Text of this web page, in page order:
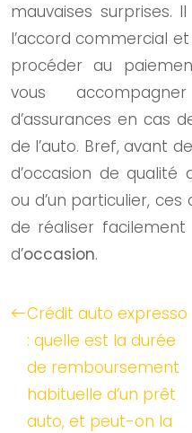
mauvaises surprises.
l’accord commercial
procéder au
vous
d’assurances en cas
de l’auto. Bref, avant
d’occasion de qualité
ou d’un particulier,
de réaliser facilement
d’occasion.
Crédit auto expresso
: quelle est la durée
de remboursement
habituelle d’un prêt
auto, et peut-on la